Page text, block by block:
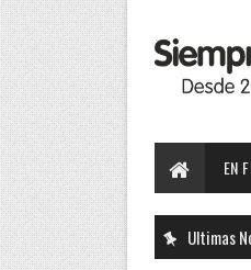
EN
Ultimas